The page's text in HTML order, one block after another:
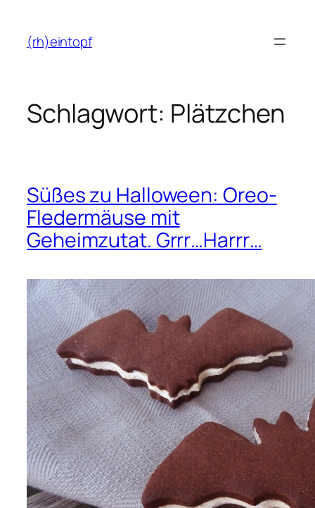
Inhalt
springen
(rh)eintopf
Schlagwort: Plätzchen
Süßes zu Halloween: Oreo-
Fledermäuse mit
Geheimzutat. Grrr…Harrr…